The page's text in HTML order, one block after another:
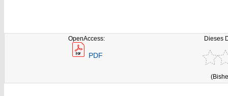
OpenAccess:
PDF
Dieses